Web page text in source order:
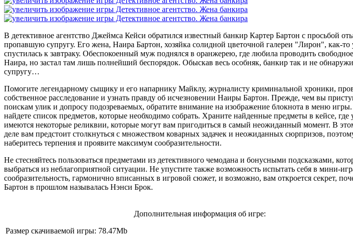
В детективное агентство Джеймса Кейси обратился известный банкир Картер Бартон с просьбой
пропавшую супругу. Его жена, Наира Бартон, хозяйка солидной цветочной галереи "Лирон", как-то
спустилась к завтраку. Обеспокоенный муж поднялся в оранжерею, где любила проводить
Наира, но застал там лишь полнейший беспорядок. Обыскав весь особняк, банкир так и не
супругу…
Помогите легендарному сыщику и его напарнику Майклу, журналисту криминальной хроники,
собственное расследование и узнать правду об исчезновении Наиры Бартон. Прежде, чем вы
поискам улик и допросу подозреваемых, обратите внимание на изображение блокнота в меню
найдете список предметов, которые необходимо собрать. Храните найденные предметы в кейсе, где
имеются некоторые реликвии, которые могут вам пригодиться в самый неожиданный момент. В
деле вам предстоит столкнуться с множеством коварных задачек и неожиданных сюрпризов,
наберитесь терпения и проявите максимум сообразительности.
Не стесняйтесь пользоваться предметами из детективного чемодана и бонусными подсказками,
выбраться из неблагоприятной ситуации. Не упустите также возможность испытать себя в мини-
сообразительность, гармонично вписанных в игровой сюжет, и возможно, вам откроется секрет,
Бартон в прошлом называлась Нэнси Брок.
Дополнительная информация об игре:
Размер скачиваемой игры: 78.47Mb